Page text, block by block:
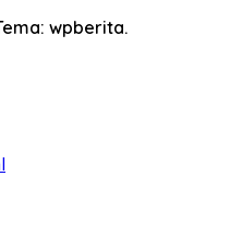
wpberita.